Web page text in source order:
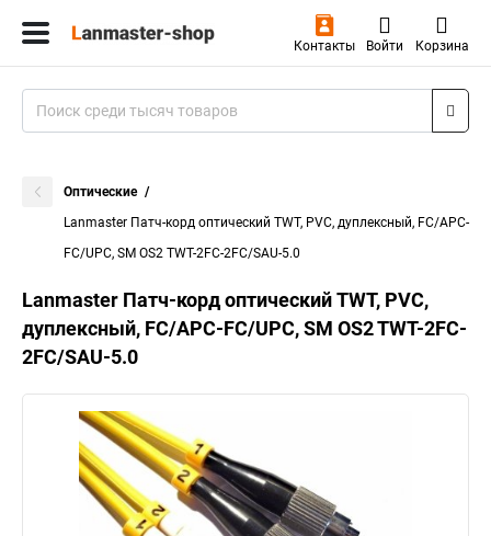
Контакты Войти Корзина
Оптические
Lanmaster Патч-корд оптический TWT, PVC, дуплексный, FC/APC-
FC/UPC, SM OS2 TWT-2FC-2FC/SAU-5.0
Lanmaster Патч-корд оптический TWT, PVC,
дуплексный, FC/APC-FC/UPC, SM OS2 TWT-2FC-
2FC/SAU-5.0